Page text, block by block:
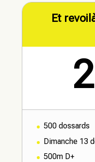
Et
500 dossards
Dimanche 13
500m D+